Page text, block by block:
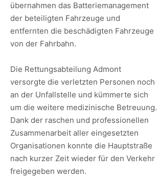
übernahmen das Batteriemanagement
der beteiligten Fahrzeuge und
entfernten die beschädigten Fahrzeuge
von der Fahrbahn.
Die Rettungsabteilung Admont
versorgte die verletzten Personen noch
an der Unfallstelle und kümmerte sich
um die weitere medizinische Betreuung.
Dank der raschen und professionellen
Zusammenarbeit aller eingesetzten
Organisationen konnte die Hauptstraße
nach kurzer Zeit wieder für den Verkehr
freigegeben werden.